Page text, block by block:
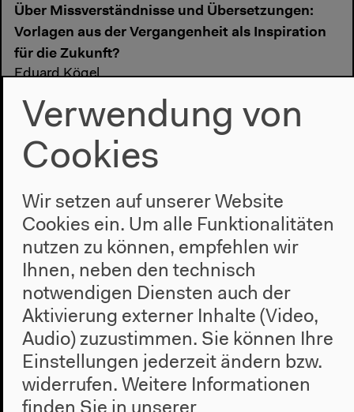
Über Missverständnisse und Übersetzungen:
Vorlagen aus der Vergangenheit als Inspiration
für die Zukunft?
Eduard Kögel
Durch imperiale Strukturen und koloniale
Abhängigkeit konnte sich die christlich-
abendländische Auffassung von Zeit und Raum in
stand in China einerseits die egozentrische
Raumauffassung der westlichen Welt einer
geozentrischen Einbindung in die Umwelt
gegenüber. Anderseits glaubten westliche
Beobachter*innen, in China ein Copy-and-Paste-
Verhalten zu beobachten, dem sie jede Kreativität
absprachen. Was machten die Architekten Walter
Gropius und IM Pei in China oder Hans Scharoun
und Chen Kuen Lee in Deutschland aus diesem
Kontext?
Verwendung von
Cookies
Wir setzen auf unserer Website
Cookies ein. Um alle Funktionalitäten
nutzen zu können, empfehlen wir
Ihnen, neben den technisch
notwendigen Diensten auch der
Aktivierung externer Inhalte (Video,
Audio) zuzustimmen. Sie können Ihre
Einstellungen jederzeit ändern bzw.
widerrufen. Weitere Informationen